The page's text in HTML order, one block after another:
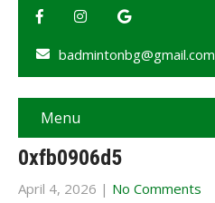
badmintonbg@gmail.com
Menu
0xfb0906d5
April 4, 2026 | No Comments